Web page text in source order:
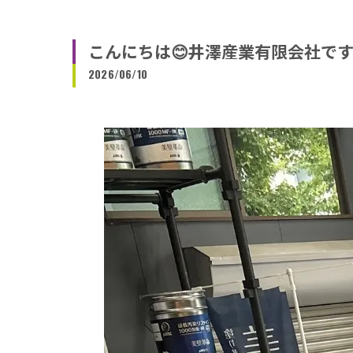
こんにちは😊井澤産業有限会社で
2026/06/10